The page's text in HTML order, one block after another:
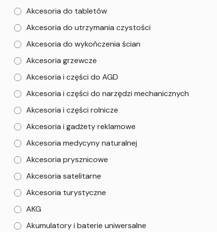
Akcesoria do tabletów
Akcesoria do utrzymania czystości
Akcesoria do wykończenia ścian
Akcesoria grzewcze
Akcesoria i części do AGD
Akcesoria i części do narzędzi mechanicznych
Akcesoria i części rolnicze
Akcesoria i gadżety reklamowe
Akcesoria medycyny naturalnej
Akcesoria prysznicowe
Akcesoria satelitarne
Akcesoria turystyczne
AKG
Akumulatory i baterie uniwersalne